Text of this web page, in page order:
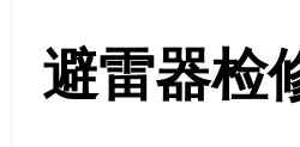
避雷器检